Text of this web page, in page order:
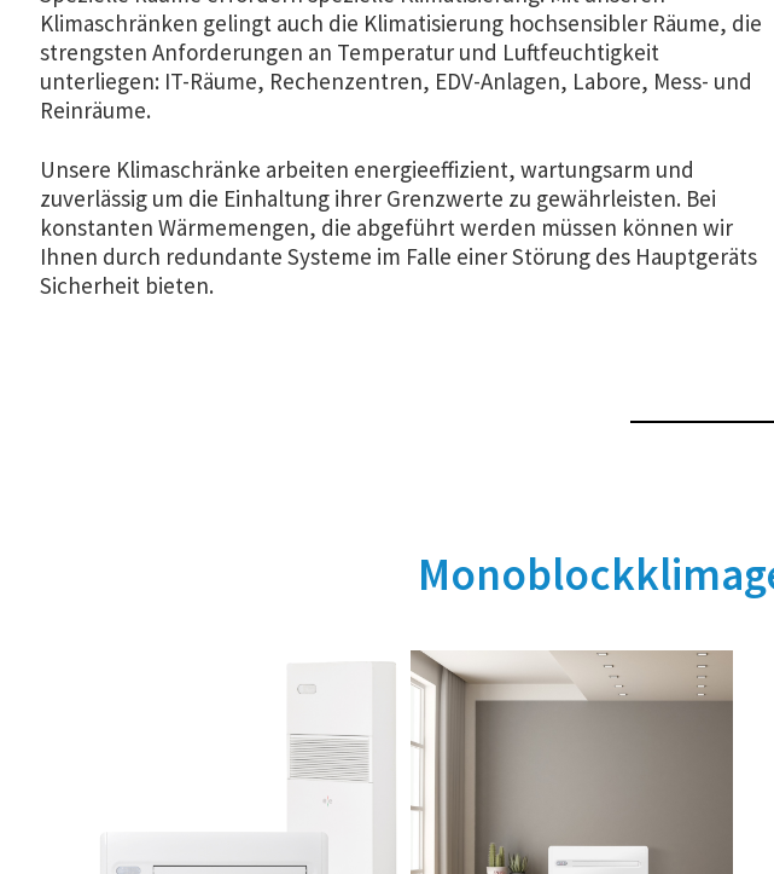
Klimaschränken gelingt auch die Klimatisierung hochsensibler Räume, die
strengsten Anforderungen an Temperatur und Luftfeuchtigkeit
unterliegen: IT-Räume, Rechenzentren, EDV-Anlagen, Labore, Mess- und
Reinräume.
Unsere Klimaschränke arbeiten energieeffizient, wartungsarm und
zuverlässig um die Einhaltung ihrer Grenzwerte zu gewährleisten. Bei
konstanten Wärmemengen, die abgeführt werden müssen können wir
Ihnen durch redundante Systeme im Falle einer Störung des Hauptgeräts
Sicherheit bieten.